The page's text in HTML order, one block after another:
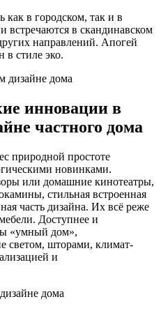
как в городском, так и в
встречаются в скандинавском
направлений. Апогей
в стиле эко.
инновации в
частного дома
природной простоте
новинками.
или домашние кинотеатры,
стильная встроенная
часть дизайна. Их всё реже
Доступнее и
«умный дом»,
светом, шторами, климат-
и